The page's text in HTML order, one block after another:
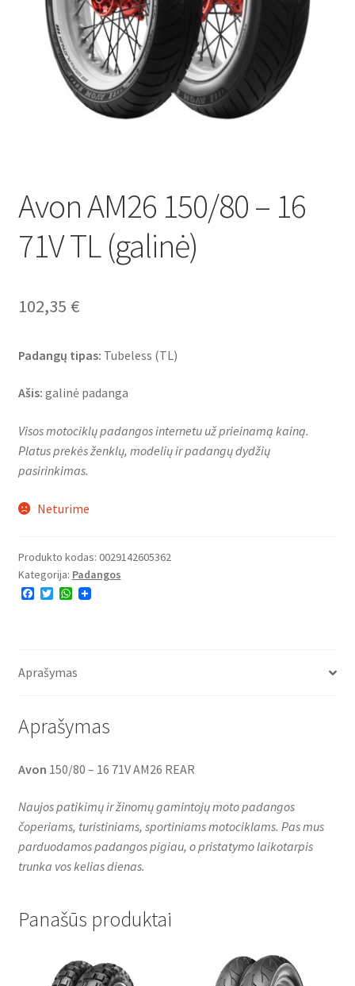
Avon AM26 150/80 – 16
71V TL (galinė)
102,35 €
Padangų tipas: Tubeless (TL)
Ašis: galinė padanga
Visos motociklų padangos internetu už prieinamą kainą.
Platus prekės ženklų, modelių ir padangų dydžių
pasirinkimas.
Neturime
Produkto kodas: 0029142605362
Kategorija: Padangos
F
o
T
r
W
p
Aprašymas
Aprašymas
Avon 150/80 – 16 71V AM26 REAR
Naujos patikimų ir žinomų gamintojų moto padangos
čoperiams, turistiniams, sportiniams motociklams. Pas mus
parduodamos padangos pigiau, o pristatymo laikotarpis
trunka vos kelias dienas.
Panašūs produktai